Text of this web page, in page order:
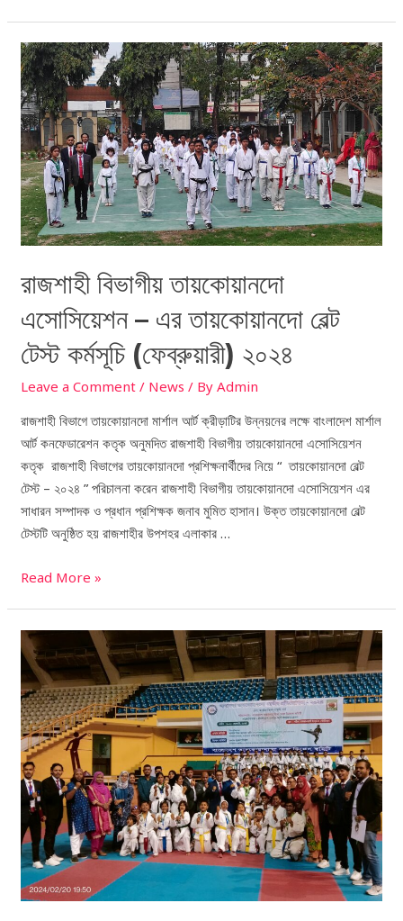
রাজশাহী বিভাগীয় তায়কোয়ানদো
এসোসিয়েশন – এর তায়কোয়ানদো বেল্ট
টেস্ট কর্মসূচি (ফেব্রুয়ারী) ২০২৪
Leave a Comment / News / ByAdmin
রাজশাহী বিভাগে তায়কোয়ানদো মার্শাল আর্ট ক্রীড়াটির উন্নয়নের লক্ষে বাংলাদেশ মার্শাল
আর্ট কনফেডারেশন কতৃক অনুমদিত রাজশাহী বিভাগীয় তায়কোয়ানদো এসোসিয়েশন
কতৃক রাজশাহী বিভাগের তায়কোয়ানদো প্রশিক্ষনার্থীদের নিয়ে “ তায়কোয়ানদো বেল্ট
টেস্ট – ২০২৪ ” পরিচালনা করেন রাজশাহী বিভাগীয় তায়কোয়ানদো এসোসিয়েশন এর
সাধারন সম্পাদক ও প্রধান প্রশিক্ষক জনাব মুমিত হাসান। উক্ত তায়কোয়ানদো বেল্ট
টেস্টটি অনুষ্ঠিত হয় রাজশাহীর উপশহর এলাকার …
রাজশাহী
বিভাগীয়
তায়কোয়ানদো
এসোসিয়েশন
–
এর
তায়কোয়ানদো
বেল্ট
টেস্ট
(ফেব্রুয়ারী)
Read More »
বামাআকফে
কর্তৃক
আয়োজিত
আত্বরক্ষা
তায়কোয়ানদো
জাতীয়
প্রতিযোগিতা
–
২০২৪
রাজশাহীর
২৬টি
পদক